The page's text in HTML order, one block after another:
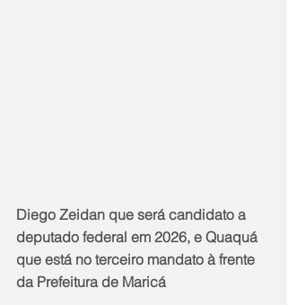
Diego Zeidan que será candidato a
deputado federal em 2026, e Quaquá
que está no terceiro mandato à frente
da Prefeitura de Maricá